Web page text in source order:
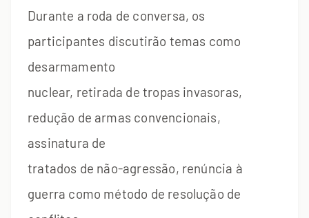
Durante a roda de conversa, os
participantes discutirão temas como
desarmamento
nuclear, retirada de tropas invasoras,
redução de armas convencionais,
assinatura de
tratados de não-agressão, renúncia à
guerra como método de resolução de